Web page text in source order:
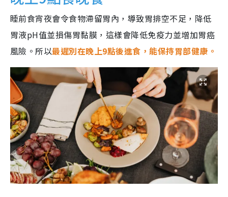
睡前食宵夜會令食物滯留胃內，導致胃排空不足，降低
胃液pH值並損傷胃黏膜，這樣會降低免疫力並增加胃癌
風險。所以最遲別在晚上9點後進食，能保持胃部健康。